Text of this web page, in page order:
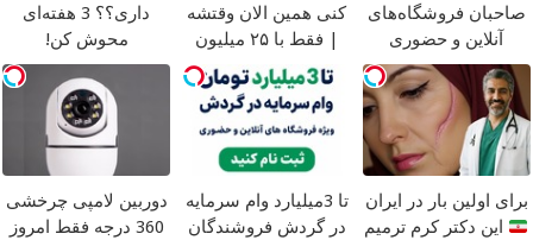
صاحبان فروشگاه‌های
آنلاین و حضوری
کنی همین الان وقتشه
| فقط با ۲۵ میلیون
تومان!!!
داری؟؟ 3 هفته‌ای
محوش کن!
برای اولین بار در ایران
این دکتر کرم ترمیم
تا 3میلیارد وام سرمایه
در گردش فروشندگان
دوربین لامپی چرخشی
360 درجه فقط امروز